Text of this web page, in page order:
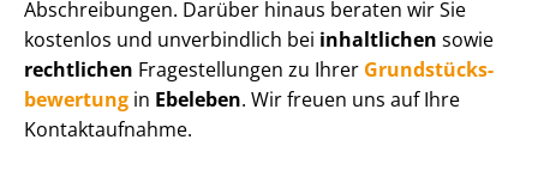
Abschreibungen. Darüber hinaus beraten wir Sie
kostenlos und unverbindlich bei inhaltlichen sowie
rechtlichen Fragestellungen zu Ihrer Grund­stücks­
be­wer­tung in Ebeleben. Wir freuen uns auf Ihre
Kontaktaufnahme.